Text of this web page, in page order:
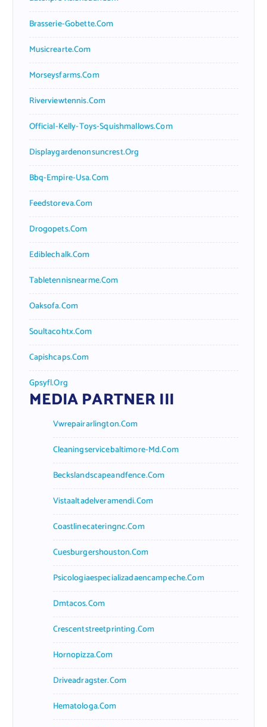
Brasserie-Gobette.com
Musicrearte.com
Morseysfarms.com
Riverviewtennis.com
Official-Kelly-Toys-Squishmallows.com
Displaygardenonsuncrest.org
Bbq-Empire-Usa.com
Feedstoreva.com
Drogopets.com
Ediblechalk.com
Tabletennisnearme.com
Oaksofa.com
Soultacohtx.com
Capishcaps.com
Gpsyfl.org
MEDIA PARTNER III
Vwrepairarlington.com
Cleaningservicebaltimore-Md.com
Beckslandscapeandfence.com
Vistaaltadelveramendi.com
Coastlinecateringnc.com
Cuesburgershouston.com
Psicologiaespecializadaencampeche.com
Dmtacos.com
Crescentstreetprinting.com
Hornopizza.com
Driveadragster.com
Hematologa.com